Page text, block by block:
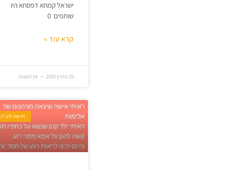
ישראל קמחא דפסחא היו
שותפים 0
קרא עוד »
25 במרץ 2026 אין תגובות
חדשות להב"ה